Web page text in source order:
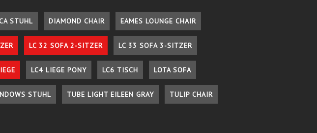
STUHL DIAMOND CHAIR EAMES LOUNGE CHAIR
LC 32 SOFA 2-SITZER LC 33 SOFA 3-SITZER
LC4 LIEGE PONY LC6 TISCH LOTA SOFA
STUHL TUBE LIGHT EILEEN GRAY TULIP CHAIR